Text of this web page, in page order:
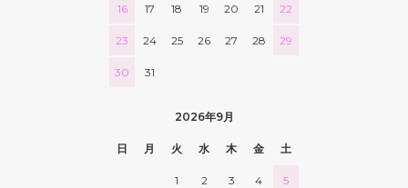
16 17 18 19 20 21 22
23 24 25 26 27 28 29
30 31
2026年9月
日 月 火 水 木 金 土
1 2 3 4 5